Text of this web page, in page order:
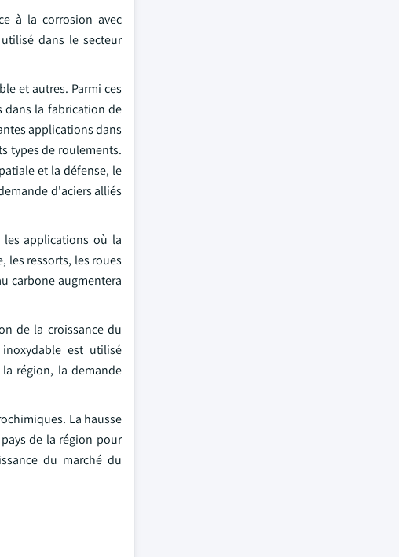
à la corrosion avec
utilisé dans le secteur
et autres. Parmi ces
dans la fabrication de
applications dans
types de roulements.
et la défense, le
d'aciers alliés
les applications où la
les ressorts, les roues
carbone augmentera
de la croissance du
est utilisé
région, la demande
La hausse
de la région pour
du marché du